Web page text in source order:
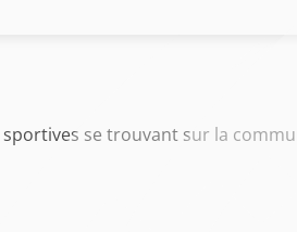
se trouvant sur la